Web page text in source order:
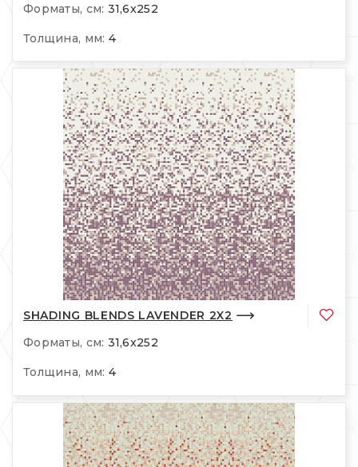
Форматы, см: 31,6x252
Толщина, мм: 4
SHADING BLENDS LAVENDER 2X2
Форматы, см: 31,6x252
Толщина, мм: 4